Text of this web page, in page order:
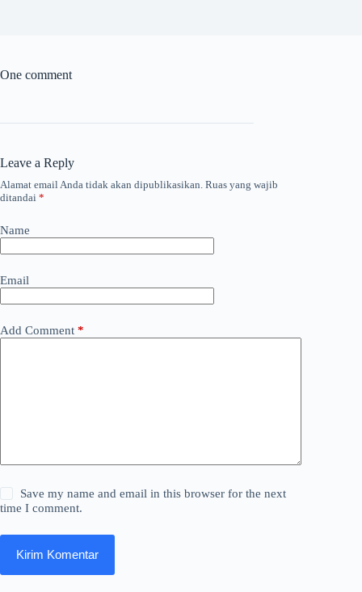
One comment
Leave a Reply
Alamat email Anda tidak akan dipublikasikan. Ruas yang wajib
ditandai *
Name
Email
Add Comment *
Save my name and email in this browser for the next
time I comment.
Kirim Komentar